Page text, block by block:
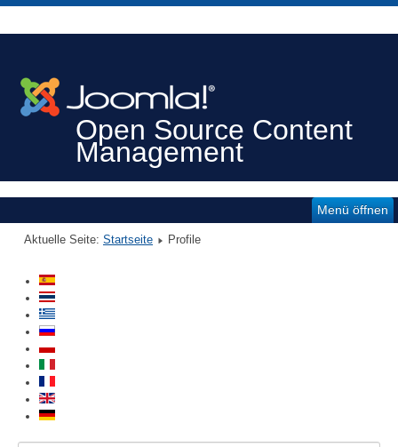
Open Source Content
Management
Menü öffnen
Aktuelle Seite: Startseite Profile